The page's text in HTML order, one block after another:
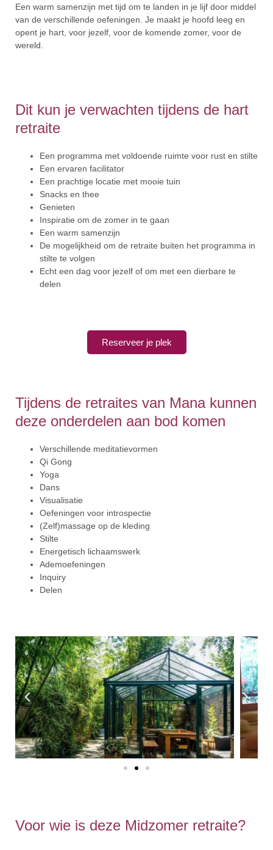
Een warm samenzijn met tijd om te landen in je lijf door middel
van de verschillende oefeningen. Je maakt je hoofd leeg en
opent je hart, voor jezelf, voor de komende zomer, voor de
wereld.
Dit kun je verwachten tijdens de hart
retraite
Een programma met voldoende ruimte voor rust en stilte
Een ervaren facilitator
Een prachtige locatie met mooie tuin
Snacks en thee
Genieten
Inspiratie om de zomer in te gaan
Een warm samenzijn
De mogelijkheid om de retraite buiten het programma in
stilte te volgen
Echt een dag voor jezelf of om met een dierbare te
delen
Reserveer je plek
Tijdens de retraites van Mana kunnen
deze onderdelen aan bod komen
Verschillende meditatievormen
Qi Gong
Yoga
Dans
Visualisatie
Oefeningen voor introspectie
(Zelf)massage op de kleding
Stilte
Energetisch lichaamswerk
Ademoefeningen
Inquiry
Delen
Voor wie is deze Midzomer retraite?